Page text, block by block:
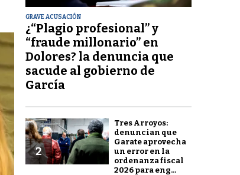
GRAVE ACUSACIÓN
¿“Plagio profesional” y
“fraude millonario” en
Dolores? la denuncia que
sacude al gobierno de
García
2
Tres Arroyos:
denuncian que
Garate aprovecha
un error en la
ordenanza fiscal
2026 para eng...